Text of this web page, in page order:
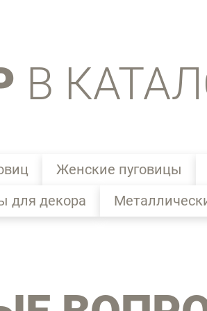
В
Женские пуговицы
для декора